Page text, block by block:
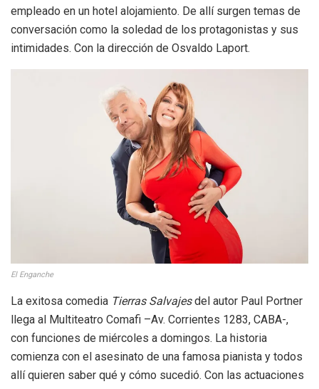
empleado en un hotel alojamiento. De allí surgen temas de
conversación como la soledad de los protagonistas y sus
intimidades. Con la dirección de Osvaldo Laport.
El Enganche
La exitosa comedia Tierras Salvajesdel autor Paul Portner
llega al Multiteatro Comafi –Av. Corrientes 1283, CABA-,
con funciones de miércoles a domingos. La historia
comienza con el asesinato de una famosa pianista y todos
allí quieren saber qué y cómo sucedió. Con las actuaciones